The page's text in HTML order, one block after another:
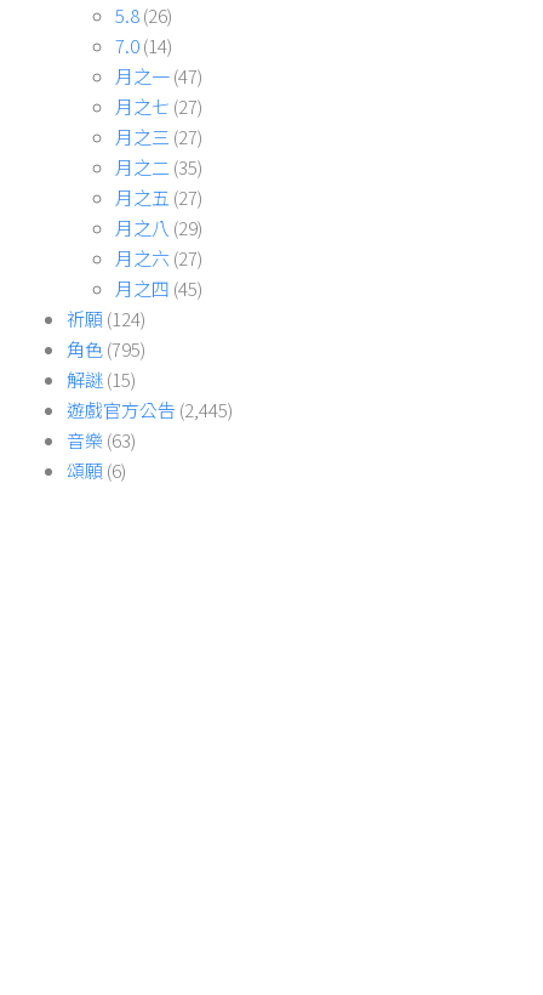
5.8(26)
7.0(14)
月之一(47)
月之七 (27)
月之三 (27)
月之二 (35)
月之五 (27)
月之八 (29)
月之六 (27)
月之四 (45)
祈願(124)
角色(795)
解謎(15)
遊戲官方公告 (2,445)
音樂 (63)
頌願(6)